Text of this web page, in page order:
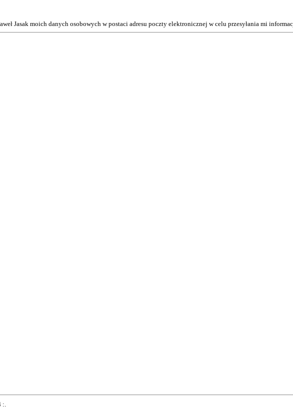
Jasak moich danych osobowych w postaci adresu poczty elektronicznej w celu przesyłania mi
:.